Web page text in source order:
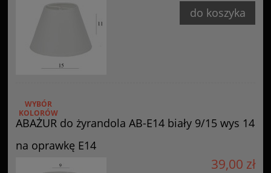
do koszyka
ABAŻUR do żyrandola AB-E14 biały 9/15 wys 14
na oprawkę E14
WYBÓR
KOLORÓW
39,00 zł